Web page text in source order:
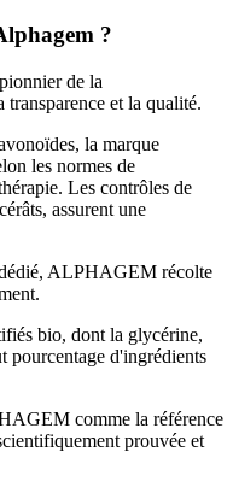
?
de la
et la qualité.
la marque
les normes de
Les contrôles de
assurent une
ALPHAGEM récolte
bio, dont la glycérine,
pourcentage d'ingrédients
comme la référence
prouvée et